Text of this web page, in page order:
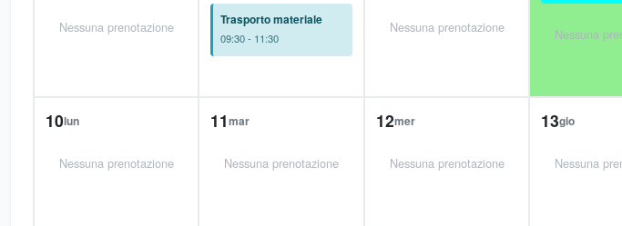
Nessuna prenotazione Trasporto materiale
09:30 - 11:30
Nessuna prenotazione Nessuna
10lun
Nessuna prenotazione
11mar
Nessuna prenotazione
12mer
Nessuna prenotazione
13gio
Nessuna